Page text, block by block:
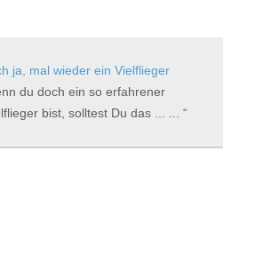
ja, mal wieder ein Vielflieger
du doch ein so erfahrener
bist, solltest Du das ... ...